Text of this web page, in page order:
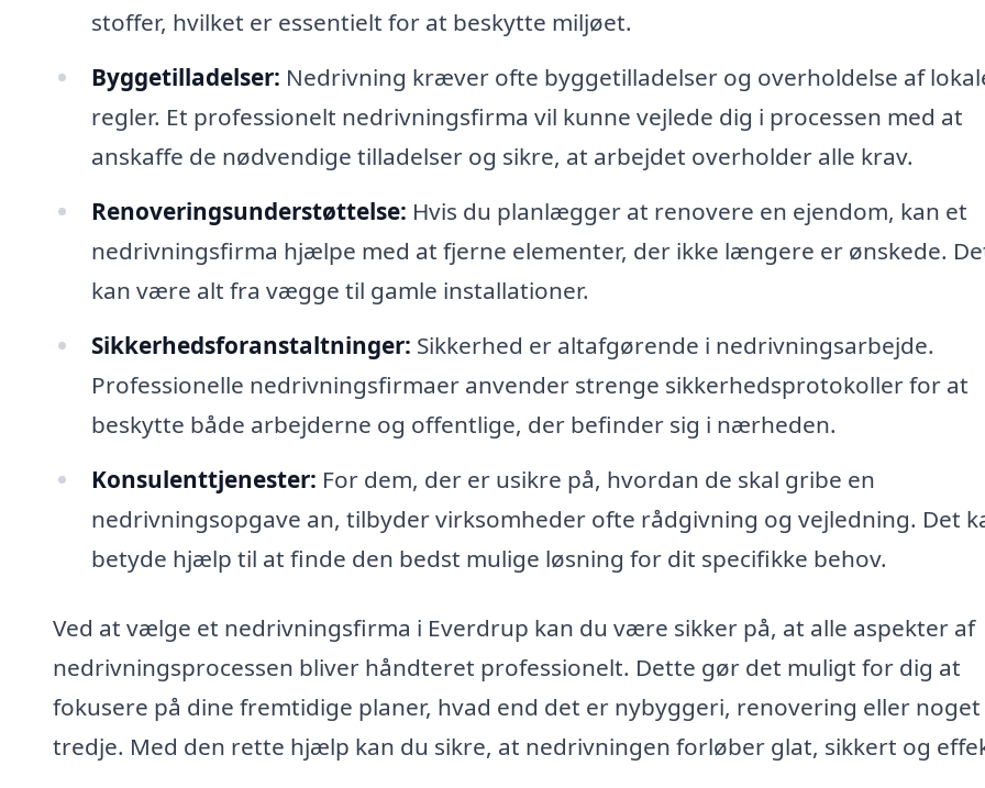
stoffer, hvilket er essentielt for at beskytte miljøet.
Byggetilladelser: Nedrivning kræver ofte byggetilladelser og overholdelse af
regler. Et professionelt nedrivningsfirma vil kunne vejlede dig i processen med at
anskaffe de nødvendige tilladelser og sikre, at arbejdet overholder alle krav.
Renoveringsunderstøttelse: Hvis du planlægger at renovere en ejendom, kan et
nedrivningsfirma hjælpe med at fjerne elementer, der ikke længere er ønskede.
kan være alt fra vægge til gamle installationer.
Sikkerhedsforanstaltninger: Sikkerhed er altafgørende i nedrivningsarbejde.
Professionelle nedrivningsfirmaer anvender strenge sikkerhedsprotokoller for at
beskytte både arbejderne og offentlige, der befinder sig i nærheden.
Konsulenttjenester: For dem, der er usikre på, hvordan de skal gribe en
nedrivningsopgave an, tilbyder virksomheder ofte rådgivning og vejledning. Det
betyde hjælp til at finde den bedst mulige løsning for dit specifikke behov.
Ved at vælge et nedrivningsfirma i Everdrup kan du være sikker på, at alle aspekter af
nedrivningsprocessen bliver håndteret professionelt. Dette gør det muligt for dig at
fokusere på dine fremtidige planer, hvad end det er nybyggeri, renovering eller
tredje. Med den rette hjælp kan du sikre, at nedrivningen forløber glat, sikkert og